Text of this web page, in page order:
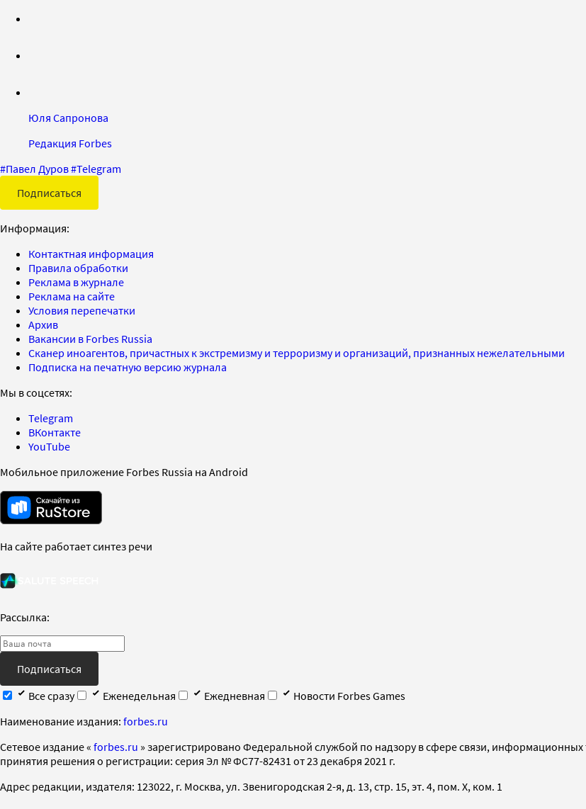
Юля Сапронова
Редакция Forbes
#Павел Дуров#Telegram
Подписаться
Информация:
Контактная информация
Правила обработки
Реклама в журнале
Реклама на сайте
Условия перепечатки
Архив
Вакансии в Forbes Russia
Сканер иноагентов, причастных к экстремизму и терроризму и организаций, признанных нежелательными
Подписка на печатную версию журнала
Мы в соцсетях:
Telegram
ВКонтакте
YouTube
Мобильное приложение Forbes Russia на Android
На сайте работает синтез речи
Рассылка:
Подписаться
Все сразу
Еженедельная Ежедневная
Новости Forbes Games
Наименование издания: forbes.ru
Cетевое издание « forbes.ru » зарегистрировано Федеральной службой по надзору в сфере связи,
принятия решения о регистрации: серия Эл № ФС77-82431 от 23 декабря 2021 г.
Адрес редакции, издателя: 123022, г. Москва, ул. Звенигородская 2-я, д. 13, стр. 15, эт. 4, пом. X, ком. 1